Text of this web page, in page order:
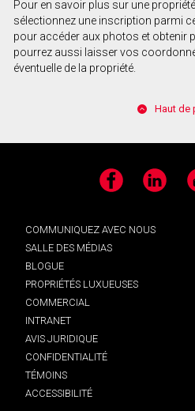
Pour en savoir plus sur une
sélectionnez une inscription parmi
pour accéder aux photos et obtenir
pourrez aussi laisser vos
éventuelle de la propriété.
Haut de
Facebook LinkedIn
COMMUNIQUEZ AVEC NOUS
SALLE DES MÉDIAS
BLOGUE
PROPRIÉTÉS LUXUEUSES
COMMERCIAL
INTRANET
AVIS JURIDIQUE
CONFIDENTIALITÉ
TÉMOINS
ACCESSIBILITÉ